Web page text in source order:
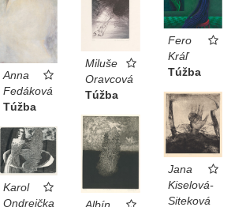
Anna
Fedáková
Túžba
Miluše
Oravcová
Túžba
Fero
Kráľ
Túžba
Jana
Kiselová-
Siteková
Albín
Karol
Ondreička